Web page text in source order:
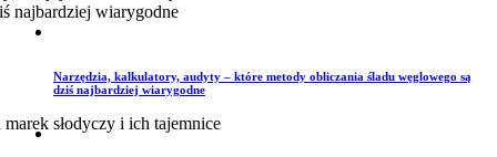
Narzędzia, kalkulatory, audyty – które metody obliczania śladu węglowego są
dziś najbardziej wiarygodne